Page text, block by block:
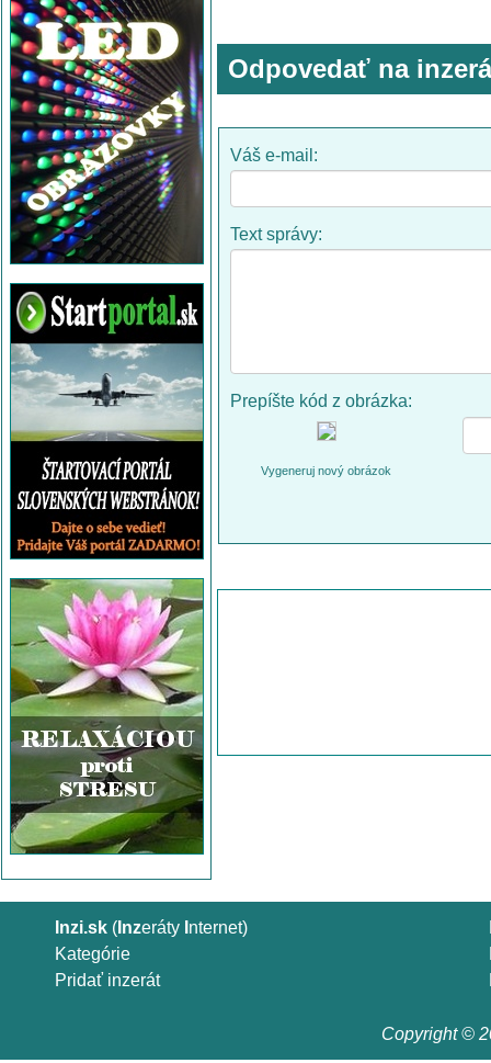
Odpovedať na
Váš e-mail:
Text správy:
Prepíšte kód z obrázka:
Vygeneruj nový obrázok
Inzi.sk ( Inzeráty nternet)
Kategórie
Pridať inzerát
Copyright ©